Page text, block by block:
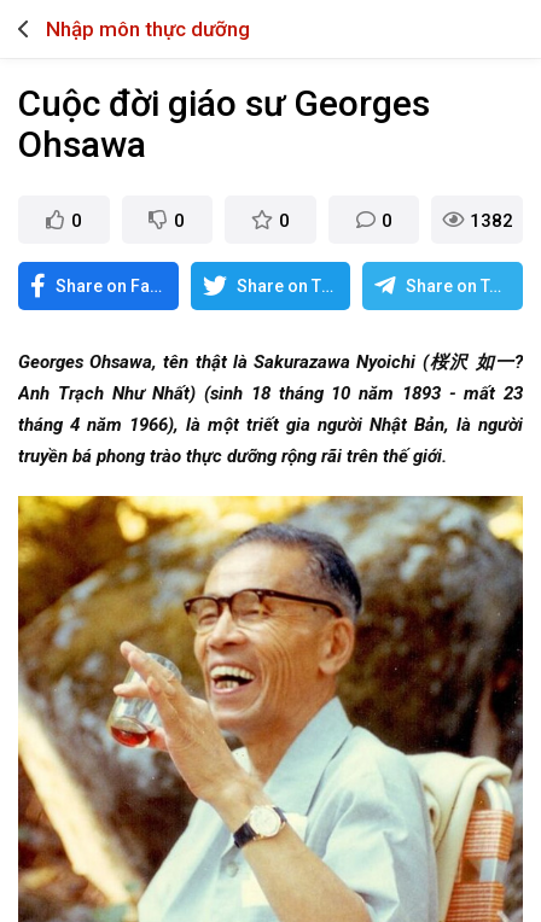
Nhập môn thực dưỡng
Cuộc đời giáo sư Georges
Ohsawa
0 0 0 0 1382
Share on Facebook Share on Twitter Share on Telegram
Georges Ohsawa, tên thật là Sakurazawa Nyoichi (桜沢 如一?
Anh Trạch Như Nhất) (sinh 18 tháng 10 năm 1893 - mất 23
tháng 4 năm 1966), là một triết gia người Nhật Bản, là người
truyền bá phong trào thực dưỡng rộng rãi trên thế giới.